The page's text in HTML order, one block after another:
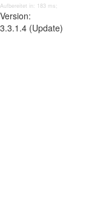
Aufbereitet in: 183 ms;
Version:
3.3.1.4 (Update)